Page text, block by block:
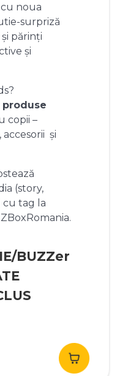
noua
surpriză
părinți
și
produse
copii –
și
(story,
cu tag la
BUZZer